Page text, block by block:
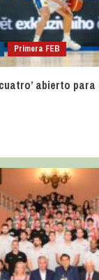
Primera FEB
abierto